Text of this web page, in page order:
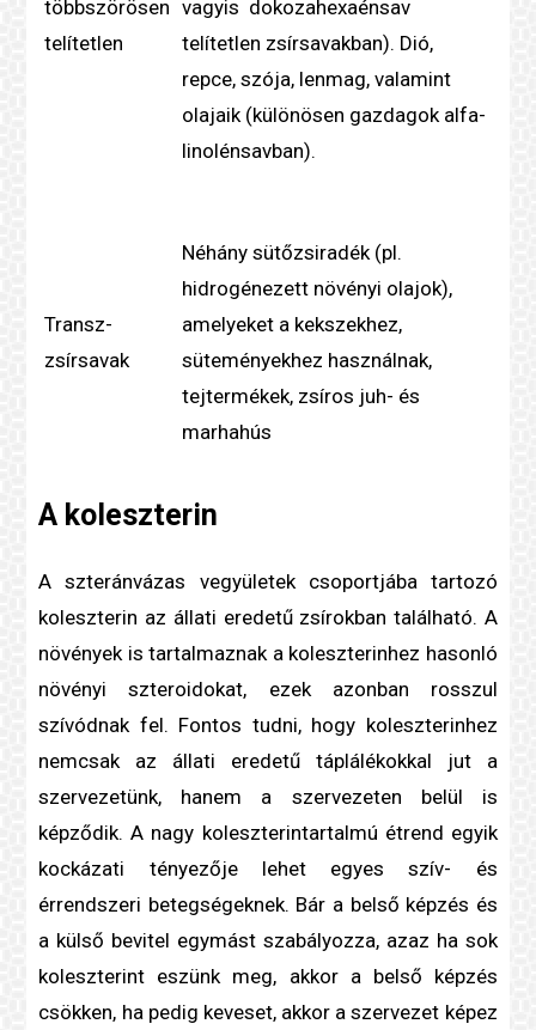
többszörösen
telítetlen
vagyis dokozahexaénsav
telítetlen zsírsavakban). Dió,
repce, szója, lenmag, valamint
olajaik (különösen gazdagok alfa-
linolénsavban).
Transz-
zsírsavak
Néhány sütőzsiradék (pl.
hidrogénezett növényi olajok),
amelyeket a kekszekhez,
süteményekhez használnak,
tejtermékek, zsíros juh- és
marhahús
A koleszterin
A szteránvázas vegyületek csoportjába tartozó
koleszterin az állati eredetű zsírokban található. A
növények is tartalmaznak a koleszterinhez hasonló
növényiszteroidokat, ezek azonban rosszul
szívódnak fel. Fontos tudni, hogy koleszterinhez
nemcsak az állati eredetű táplálékokkal jut a
szervezetünk, hanem a szervezeten belül is
képződik. A nagy koleszterintartalmú étrend egyik
kockázati tényezője lehet egyesszív- és
érrendszeri betegségeknek. Bár a belső képzés és
a külső bevitel egymást szabályozza, azaz ha sok
koleszterint eszünk meg, akkor a belső képzés
csökken, ha pedig keveset, akkor a szervezet képez